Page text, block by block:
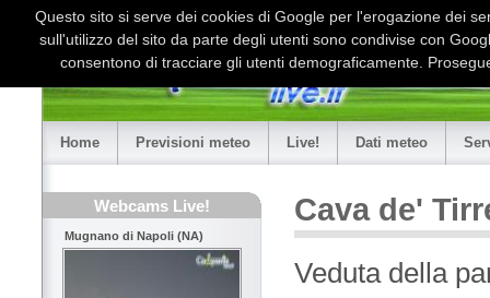
Home Previsioni meteo Live! Dati meteo
Webcams Live!
Mugnano di Napoli (NA)
Cava de'
Veduta della
Questo sito si serve dei cookies di Google per l'erogazione dei
sull'utilizzo del sito da parte degli utenti sono condivise con
consentono di tracciare gli utenti demograficamente.